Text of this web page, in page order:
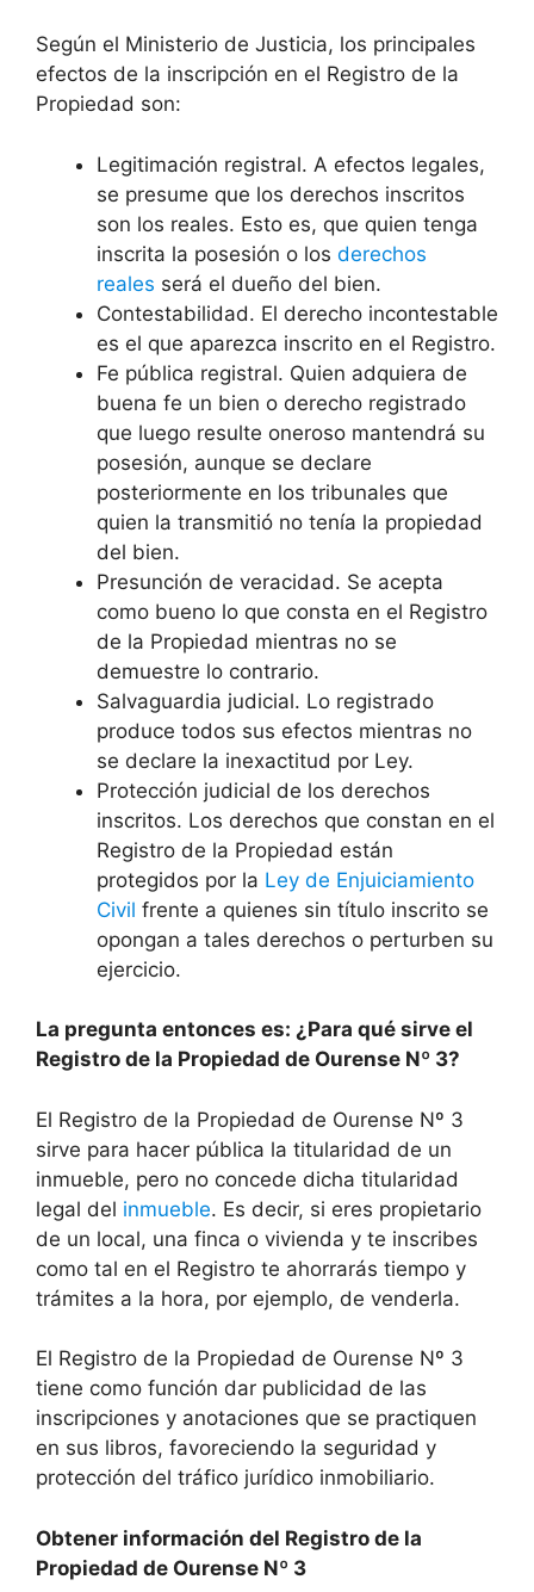
Según el Ministerio de Justicia, los principales
efectos de la inscripción en el Registro de la
Propiedad son:
Legitimación registral. A efectos legales,
se presume que los derechos inscritos
son los reales. Esto es, que quien tenga
inscrita la posesión o los derechos
reales será el dueño del bien.
Contestabilidad. El derecho incontestable
es el que aparezca inscrito en el Registro.
Fe pública registral. Quien adquiera de
buena fe un bien o derecho registrado
que luego resulte oneroso mantendrá su
posesión, aunque se declare
posteriormente en los tribunales que
quien la transmitió no tenía la propiedad
del bien.
Presunción de veracidad. Se acepta
como bueno lo que consta en el Registro
de la Propiedad mientras no se
demuestre lo contrario.
Salvaguardia judicial. Lo registrado
produce todos sus efectos mientras no
se declare la inexactitud por Ley.
Protección judicial de los derechos
inscritos. Los derechos que constan en el
Registro de la Propiedad están
protegidos por la Ley de Enjuiciamiento
Civil frente a quienes sin título inscrito se
opongan a tales derechos o perturben su
ejercicio.
La pregunta entonces es: ¿Para qué sirve el
Registro de la Propiedad de Ourense Nº 3?
El Registro de la Propiedad de Ourense Nº 3
sirve para hacer pública la titularidad de un
inmueble, pero no concede dicha titularidad
legal del inmueble. Es decir, si eres propietario
de un local, una finca o vivienda y te inscribes
como tal en el Registro te ahorrarás tiempo y
trámites a la hora, por ejemplo, de venderla.
El Registro de la Propiedad de Ourense Nº 3
tiene como función dar publicidad de las
inscripciones y anotaciones que se practiquen
en sus libros, favoreciendo la seguridad y
protección del tráfico jurídico inmobiliario.
Obtener información del Registro de la
Propiedad de Ourense Nº 3